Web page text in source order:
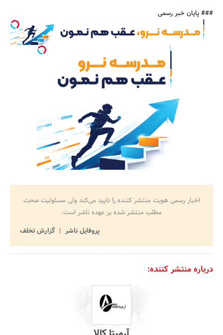
### پایان خبر رسمی
اخبار رسمی هویت منتشر کننده را تایید می‌کند ولی مسئولیت صحت
مطلب منتشر شده بر عهده ناشر است.
پروفایل ناشر
گزارش تخلف
درباره منتشر کننده: